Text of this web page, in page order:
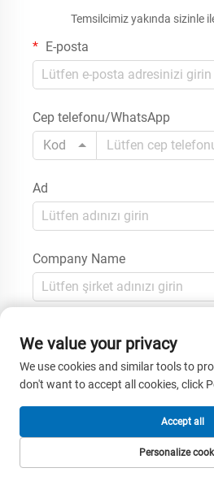
Temsilcimiz yakında sizinle
E-posta
Cep telefonu/WhatsApp
Kod
Ad
Company Name
We value your privacy
We use cookies and similar tools to
don't want to accept all cookies, click
Personalize
Accept all